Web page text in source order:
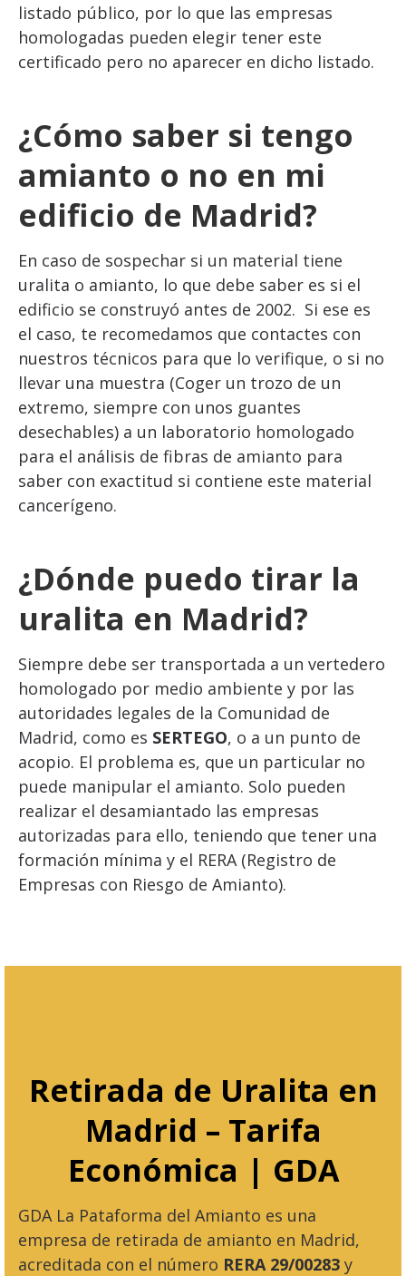
listado público, por lo que las empresas
homologadas pueden elegir tener este
certificado pero no aparecer en dicho listado.
¿Cómo saber si tengo
amianto o no en mi
edificio de Madrid?
En caso de sospechar si un material tiene
uralita o amianto, lo que debe saber es si el
edificio se construyó antes de 2002. Si ese es
el caso, te recomedamos que contactes con
nuestros técnicos para que lo verifique, o si no
llevar una muestra (Coger un trozo de un
extremo, siempre con unos guantes
desechables) a un laboratorio homologado
para el análisis de fibras de amianto para
saber con exactitud si contiene este material
cancerígeno.
¿Dónde puedo tirar la
uralita en Madrid?
Siempre debe ser transportada a un vertedero
homologado por medio ambiente y por las
autoridades legales de la Comunidad de
Madrid, como es SERTEGO, o a un punto de
acopio. El problema es, que un particular no
puede manipular el amianto. Solo pueden
realizar el desamiantado las empresas
autorizadas para ello, teniendo que tener una
formación mínima y el RERA (Registro de
Empresas con Riesgo de Amianto).
Retirada de Uralita en
Madrid – Tarifa
Económica | GDA
GDA La Pataforma del Amianto es una
empresa de retirada de amianto en Madrid,
acreditada con el número RERA 29/00283 y